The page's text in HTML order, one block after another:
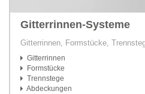
Gitterrinnen-Systeme
Gitterrinnen, Formstücke,
Gitterrinnen
Formstücke
Trennstege
Abdeckungen